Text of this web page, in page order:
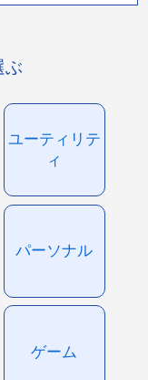
ぶ
ユーティリテ
ィ
パーソナル
ゲーム